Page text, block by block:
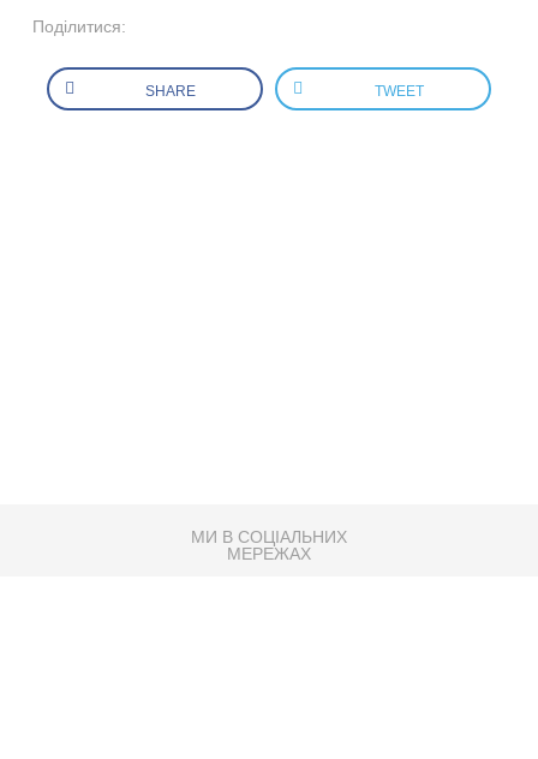
Поділитися:
SHARE TWEET
МИ В СОЦІАЛЬНИХ
МЕРЕЖАХ